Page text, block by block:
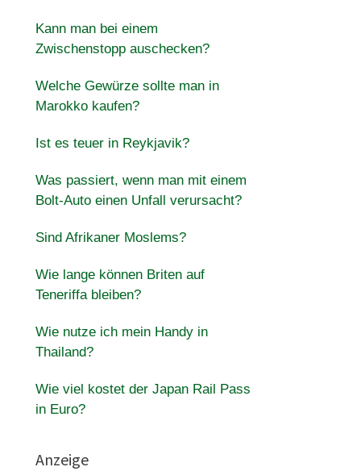
Kann man bei einem
Zwischenstopp auschecken?
Welche Gewürze sollte man in
Marokko kaufen?
Ist es teuer in Reykjavik?
Was passiert, wenn man mit einem
Bolt-Auto einen Unfall verursacht?
Sind Afrikaner Moslems?
Wie lange können Briten auf
Teneriffa bleiben?
Wie nutze ich mein Handy in
Thailand?
Wie viel kostet der Japan Rail Pass
in Euro?
Anzeige